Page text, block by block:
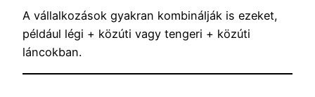
A vállalkozások gyakran kombinálják is ezeket,
például légi + közúti vagy tengeri + közúti
láncokban.